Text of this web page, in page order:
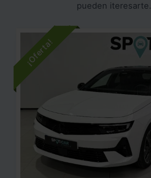
pueden iteresarte.